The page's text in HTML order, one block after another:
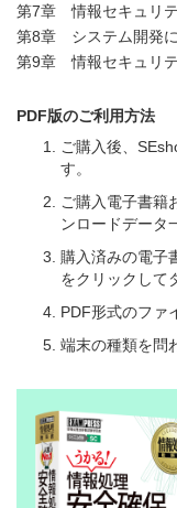
第7章 情報セキュリ
第8章 システム開発
第9章 情報セキュリ
PDF版のご利用方法
ご購入後、
す。
ご購入電子書籍
ンロードデータ
購入済みの電子
をクリックして
PDF形式のファ
端末の種類を問